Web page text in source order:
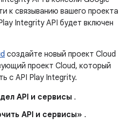
к связыванию вашего проекта
Integrity API будет включен
создайте новый проект Cloud
проект Cloud, который
с API Play Integrity.
API и сервисы .
API и сервисы» .